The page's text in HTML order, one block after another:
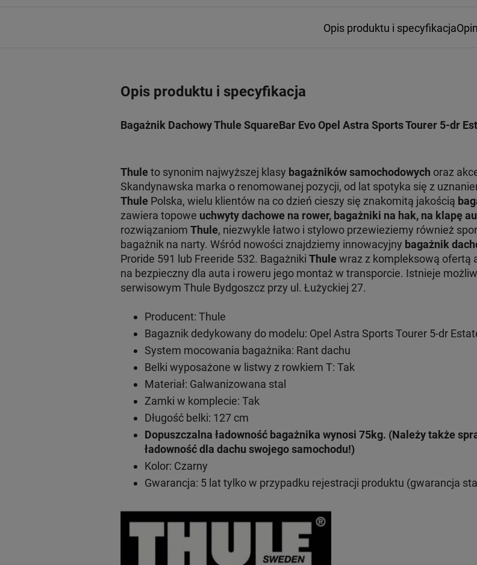
Opis produktu i specyfikacja
Opis produktu i specyfikacja
Bagażnik Dachowy Thule SquareBar Evo Opel Astra Sports Tourer 5-dr
Thuleto synonim najwyższej klasy bagażników samochodowych oraz
Skandynawska marka o renomowanej pozycji, od lat spotyka się z
ThulePolska, wielu klientów na co dzień cieszy się znakomitą jakością
zawiera topowe uchwyty dachowe na rower, bagażniki na hak, na klapę
rozwiązaniom Thule, niezwykle łatwo i stylowo przewieziemy również
bagażnik na narty. Wśród nowości znajdziemy innowacyjny bagażnik
Proride 591 lub Freeride 532. Bagażniki Thulewraz z kompleksową ofertą
na bezpieczny dla auta i roweru jego montaż w transporcie. Istnieje
serwisowym Thule Bydgoszcz przy ul. Łużyckiej 27.
Producent: Thule
Bagaznik dedykowany do modelu: Opel Astra Sports Tourer 5-dr
System mocowania bagażnika: Rant dachu
Belki wyposażone w listwy z rowkiem T: Tak
Materiał: Galwanizowana stal
Zamki w komplecie: Tak
Długość belki: 127 cm
Dopuszczalna ładowność bagażnika wynosi 75kg. (Należy także
ładowność dla dachu swojego samochodu!)
Kolor: Czarny
Gwarancja: 5 lat tylko w przypadku rejestracji produktu (gwarancja